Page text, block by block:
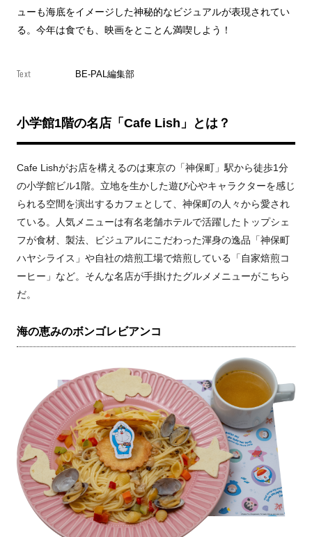
ューも海底をイメージした神秘的なビジュアルが表現されてい
る。今年は食でも、映画をとことん満喫しよう！
Text BE-PAL編集部
小学館1階の名店「Cafe Lish」とは？
Cafe Lishがお店を構えるのは東京の「神保町」駅から徒歩1分
の小学館ビル1階。立地を生かした遊び心やキャラクターを感じ
られる空間を演出するカフェとして、神保町の人々から愛され
ている。人気メニューは有名老舗ホテルで活躍したトップシェ
フが食材、製法、ビジュアルにこだわった渾身の逸品「神保町
ハヤシライス」や自社の焙煎工場で焙煎している「自家焙煎コ
ーヒー」など。そんな名店が手掛けたグルメメニューがこちら
だ。
海の恵みのボンゴレビアンコ